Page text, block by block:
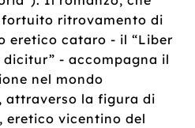
fortuito ritrovamento di
eretico cataro - il “Liber
- accompagna il
nel mondo
attraverso la figura di
eretico vicentino del